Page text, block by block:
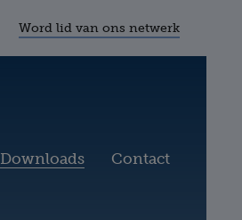
Word lid van ons netwerk
Downloads Contact